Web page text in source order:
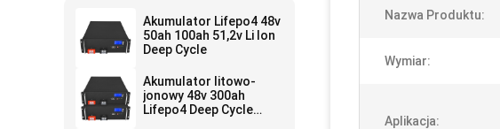
Akumulator Lifepo4 48v
50ah 100ah 51,2v Li Ion
Deep Cycle
Akumulator litowo-
jonowy 48v 300ah
Lifepo4 Deep Cycle
Nazwa Produktu:
Wymiar:
Aplikacja: